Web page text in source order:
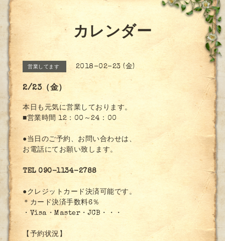
カレンダー
営業してます 2018-02-23 (金)
2/23（金）
本日も元気に営業しております。
■営業時間 12：00～24：00
●当日のご予約、お問い合わせは、
お電話にてお願い致します。
TEL 090-1134-2788
●クレジットカード決済可能です。
＊カード決済手数料6％
・Visa・Master・JCB・・・
【予約状況】